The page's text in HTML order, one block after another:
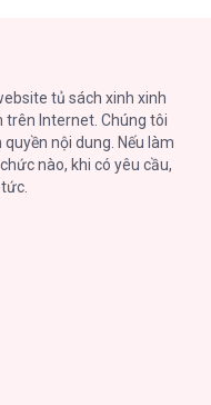
tủ sách xinh xinh
Internet. Chúng tôi
nội dung. Nếu làm
nào, khi có yêu cầu,